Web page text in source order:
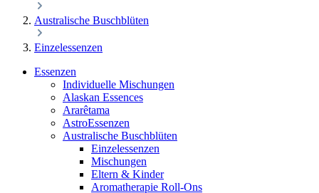
Australische Buschblüten
Einzelessenzen
Essenzen
Individuelle Mischungen
Alaskan Essences
Ararêtama
AstroEssenzen
Australische Buschblüten
Einzelessenzen
Mischungen
Eltern & Kinder
Aromatherapie Roll-Ons